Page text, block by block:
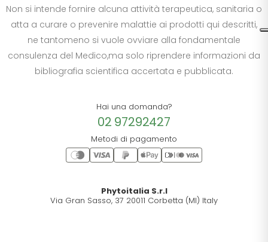
Non si intende fornire alcuna attività terapeutica, sanitaria o
atta a curare o prevenire malattie ai prodotti qui descritti,
ne tantomeno si vuole ovviare alla fondamentale
consulenza del Medico,ma solo riprendere informazioni da
bibliografia scientifica accertata e pubblicata.
Hai una domanda?
02 97292427
Metodi di pagamento
Phytoitalia S.r.l
Via Gran Sasso, 37 20011 Corbetta (MI) Italy